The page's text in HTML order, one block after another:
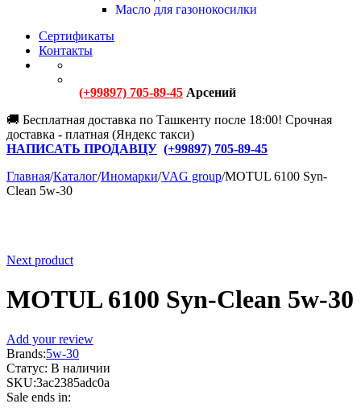
Масло для газонокосилки
Сертификаты
Контакты
(+99897) 705-89-45 Арсений
🚚 Бесплатная доставка по Ташкенту после 18:00! Срочная
доставка - платная (Яндекс такси)
НАПИСАТЬ ПРОДАВЦУ (+99897) 705-89-45
Главная/Каталог/Иномарки/VAG group/MOTUL 6100 Syn-
Clean 5w-30
Next product
MOTUL 6100 Syn-Clean 5w-30
Add your review
Brands:5w-30
Статус: В наличии
SKU:3ac2385adc0a
Sale ends in: